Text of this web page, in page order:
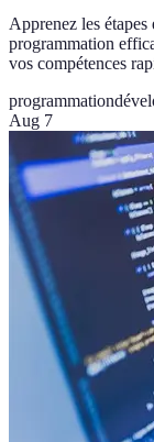
Apprenez les
programmation
vos compétences
programmation
Aug 7